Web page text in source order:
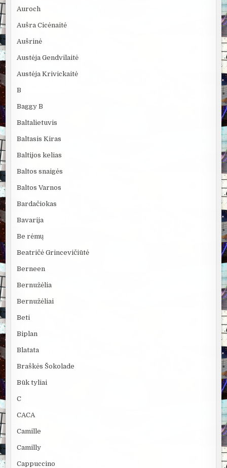
Auroch
Aušra Cicėnaitė
Aušrinė
Austėja Gendvilaitė
Austėja Krivickaitė
B
Baggy B
Baltalietuvis
Baltasis Kiras
Baltijos kelias
Baltos snaigės
Baltos Varnos
Bardačiokas
Bavarija
Be rėmų
Beatričė Grincevičiūtė
Berneen
Bernužėlia
Bernužėliai
Beti
Biplan
Blatata
Braškės Šokolade
Būk tyliai
C
CACA
Camille
Camilly
Cappuccino